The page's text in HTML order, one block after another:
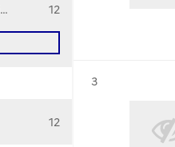
12
12
Résultat n°
3